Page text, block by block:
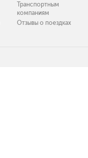
Транспортным
компаниям
Отзывы о поездках